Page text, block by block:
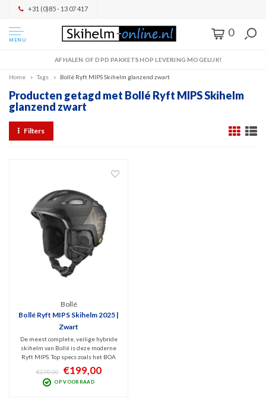
+31 (0)85 - 13 07 417
MENU
0
AFHALEN OF DPD PAKKETSHOP LEVERING MOGELIJK!
Home Tags Bollé Ryft MIPS Skihelm glanzend zwart
Producten getagd met Bollé Ryft MIPS Skihelm
glanzend zwart
Filters
Bollé
Bollé Ryft MIPS Skihelm 2025 |
Zwart
De meest complete, veilige hybride
skihelm van Bollé is deze moderne
Ryft MIPS. Top specs zoals het BOA
Fit System, instelbare actieve
ventilatie en MIPS Protection is
gecombineerd met een top design.
€270,00 €199,00
OP VOORRAAD